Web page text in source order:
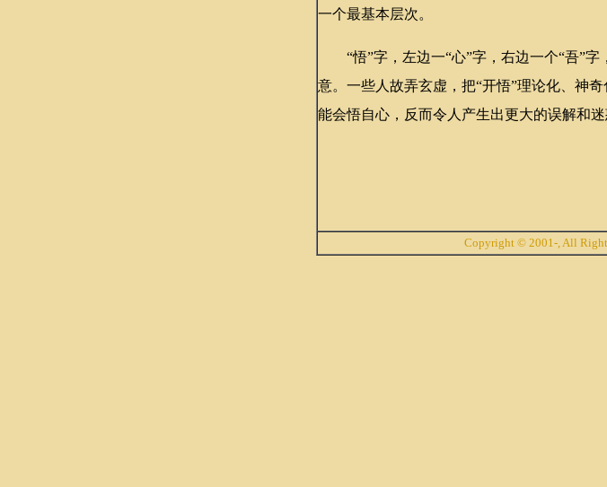
一个最基本层次。
“悟”字，左边一“心”字，右边一个“吾”字
意。一些人故弄玄虚，把“开悟”理论化、神
能会悟自心，反而令人产生出更大的误解和迷
Copyright © 2001-, All